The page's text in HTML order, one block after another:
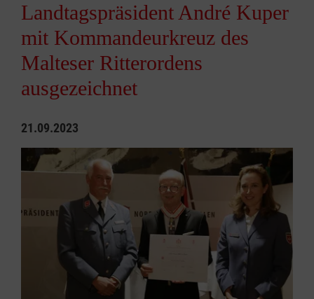
Landtagspräsident André Kuper
mit Kommandeurkreuz des
Malteser Ritterordens
ausgezeichnet
21.09.2023